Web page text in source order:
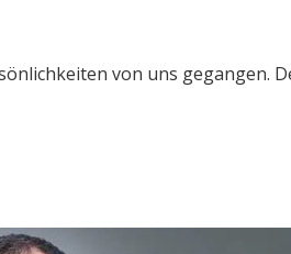
von uns gegangen.